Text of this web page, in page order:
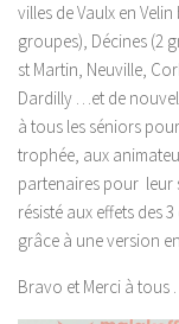
villes de Vaulx en
groupes), Décines (2
st Martin, Neuville,
Dardilly …et de
à tous les séniors
trophée, aux
partenaires pour leur
résisté aux effets des
grâce à une version
Bravo et Merci à tous .